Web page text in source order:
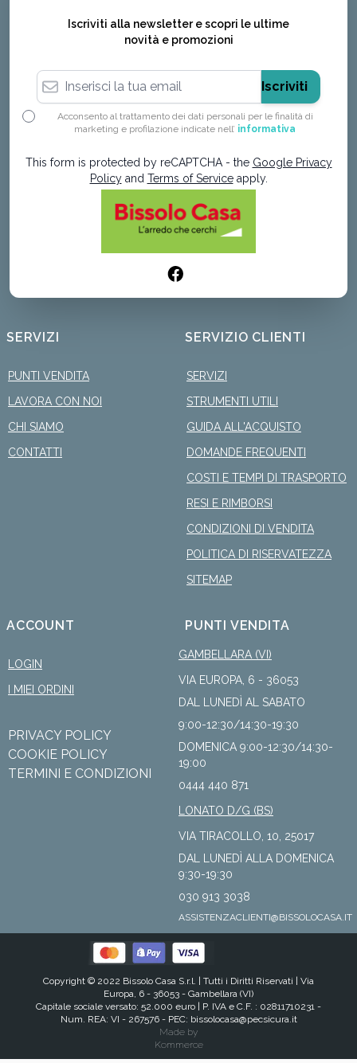
SERVIZI
PUNTI VENDITA
LAVORA CON NOI
CHI SIAMO
CONTATTI
SERVIZIO CLIENTI
SERVIZI
STRUMENTI UTILI
GUIDA ALL'ACQUISTO
DOMANDE FREQUENTI
COSTI E TEMPI DI TRASPORTO
RESI E RIMBORSI
CONDIZIONI DI VENDITA
POLITICA DI RISERVATEZZA
SITEMAP
Iscriviti alla newsletter e scopri le ultime
novità e promozioni
Indirizzo email
Iscriviti
Acconsento al trattamento dei dati personali per le finalità di
marketing e profilazione indicate nell’ informativa
This form is protected by reCAPTCHA - the Google Privacy
Policyand Terms of Serviceapply.
ACCOUNT
LOGIN
I MIEI ORDINI
PRIVACY POLICY
COOKIE POLICY
TERMINI E CONDIZIONI
PUNTI VENDITA
GAMBELLARA (VI)
VIA EUROPA, 6 - 36053
DAL LUNEDÌ AL SABATO
9:00-12:30/14:30-19:30
DOMENICA 9:00-12:30/14:30-
19:00
0444 440 871
LONATO D/G (BS)
VIA TIRACOLLO, 10, 25017
DAL LUNEDÌ ALLA DOMENICA
9:30-19:30
030 913 3038
ASSISTENZACLIENTI@BISSOLOCASA.IT
Copyright © 2022 Bissolo Casa S.r.l. | Tutti i Diritti Riservati | Via
Europa, 6 - 36053 - Gambellara (VI)
Capitale sociale versato: 52.000 euro | P. IVA e C.F. : 02811710231 -
Num. REA: VI - 267576 - PEC: bissolocasa@pecsicura.it
Made by
Kommerce